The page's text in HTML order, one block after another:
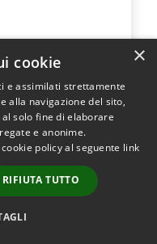
22
PS Generale...
L.
×
cookie
e assimilati strettamente
alla navigazione del sito,
solo fine di elaborare
e anonime.
policy al seguente link
RIFIUTA TUTTO